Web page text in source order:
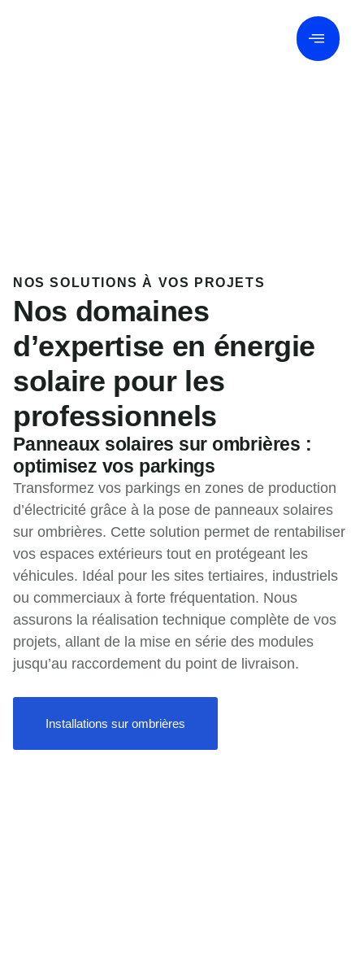
NOS SOLUTIONS À VOS PROJETS
Nos domaines
d’expertise en énergie
solaire pour les
professionnels
Panneaux solaires sur ombrières :
optimisez vos parkings
Transformez vos parkings en zones de production
d’électricité grâce à la pose de panneaux solaires
sur ombrières. Cette solution permet de rentabiliser
vos espaces extérieurs tout en protégeant les
véhicules. Idéal pour les sites tertiaires, industriels
ou commerciaux à forte fréquentation. Nous
assurons la réalisation technique complète de vos
projets, allant de la mise en série des modules
jusqu’au raccordement du point de livraison.
Installations sur ombrières